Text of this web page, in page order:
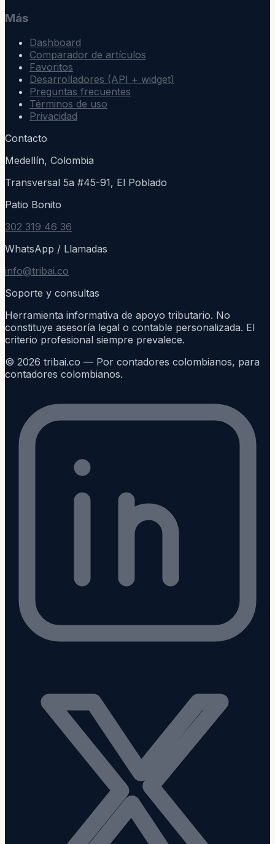
Más
Dashboard
Comparador de artículos
Favoritos
Desarrolladores (API + widget)
Preguntas frecuentes
Términos de uso
Privacidad
Contacto
Medellín, Colombia
Transversal 5a #45-91, El Poblado
Patio Bonito
302 319 46 36
WhatsApp / Llamadas
info@tribai.co
Soporte y consultas
Herramienta informativa de apoyo tributario. No
constituye asesoría legal o contable personalizada. El
criterio profesional siempre prevalece.
© 2026 tribai.co — Por contadores colombianos, para
contadores colombianos.